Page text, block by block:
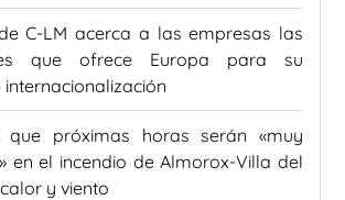
C-LM acerca a las empresas las
que ofrece Europa para su
que próximas horas serán «muy
en el incendio de Almorox-Villa del
y viento